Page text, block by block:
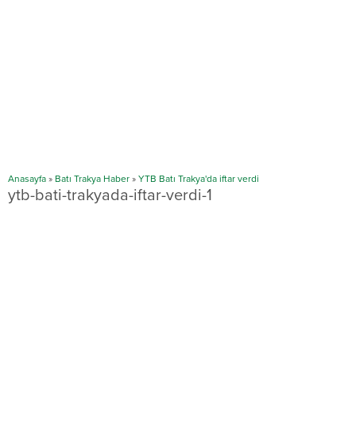
Anasayfa » Batı Trakya Haber » YTB Batı Trakya'da iftar verdi
ytb-bati-trakyada-iftar-verdi-1